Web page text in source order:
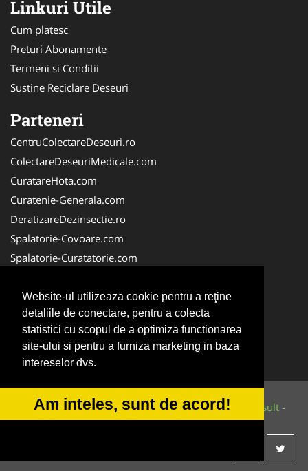
Website-ul utilizeaza cookie pentru a reţine
detaliile de conectare, pentru a colecta
statistici cu scopul de a optimiza functionarea
site-ului si pentru a furniza marketing in baza
intereselor dvs.
Am inteles, sunt de acord!
Linkuri Utile
Cum platesc
Preturi Abonamente
Termeni si Conditii
Sustine Reciclare Deseuri
Parteneri
CentruColectareDeseuri.ro
ColectareDeseuriMedicale.com
CuratareHota.com
Curatenie-Generala.com
DeratizareDezinsectie.ro
Spalatorie-Covoare.com
Spalatorie-Curatatorie.com
FirmaDeratizare.ro
Service-Reparatii.com
Servicii-DDD.com
ServiciiAlpinism.ro
© 2014-2026 Powered byVilonMedia&Tokaido Consult -
ANPC SOL